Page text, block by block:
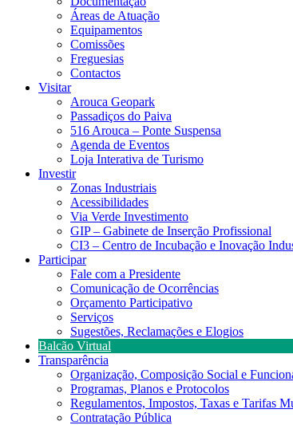
Áreas de Atuação
Equipamentos
Comissões
Freguesias
Contactos
Visitar
Arouca Geopark
Passadiços do Paiva
516 Arouca – Ponte Suspensa
Agenda de Eventos
Loja Interativa de Turismo
Investir
Zonas Industriais
Acessibilidades
Via Verde Investimento
GIP – Gabinete de Inserção Profissional
CI3 – Centro de Incubação e Inovação
Participar
Fale com a Presidente
Comunicação de Ocorrências
Orçamento Participativo
Serviços
Sugestões, Reclamações e Elogios
Balcão Virtual
Transparência
Organização, Composição Social e
Programas, Planos e Protocolos
Regulamentos, Impostos, Taxas e Tarifas
Contratação Pública